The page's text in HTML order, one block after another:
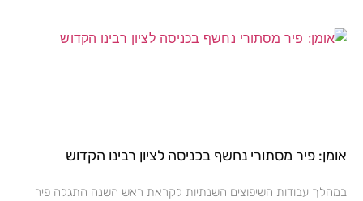
אומן: פיר מסתורי נחשף בכניסה לציון רבינו הקדוש
במהלך עבודות השיפוצים השנתיות לקראת ראש השנה התגלה פיר